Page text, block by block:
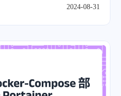
2024-08-31